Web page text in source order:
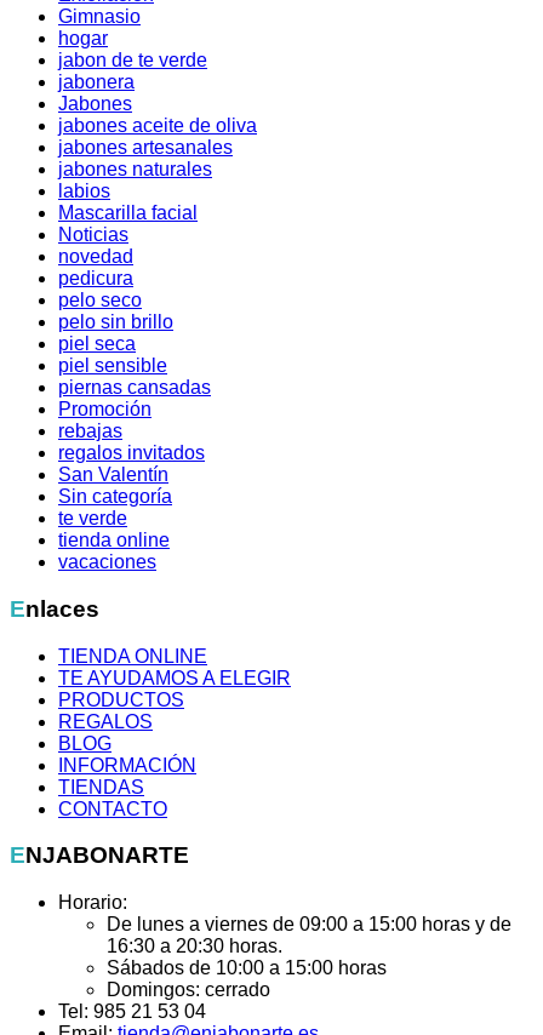
Gimnasio
hogar
jabon de te verde
jabonera
Jabones
jabones aceite de oliva
jabones artesanales
jabones naturales
labios
Mascarilla facial
Noticias
novedad
pedicura
pelo seco
pelo sin brillo
piel seca
piel sensible
piernas cansadas
Promoción
rebajas
regalos invitados
San Valentín
Sin categoría
te verde
tienda online
vacaciones
Enlaces
TIENDA ONLINE
TE AYUDAMOS A ELEGIR
PRODUCTOS
REGALOS
BLOG
INFORMACIÓN
TIENDAS
CONTACTO
ENJABONARTE
Horario:
De lunes a viernes de 09:00 a 15:00 horas y de
16:30 a 20:30 horas.
Sábados de 10:00 a 15:00 horas
Domingos: cerrado
Tel: 985 21 53 04